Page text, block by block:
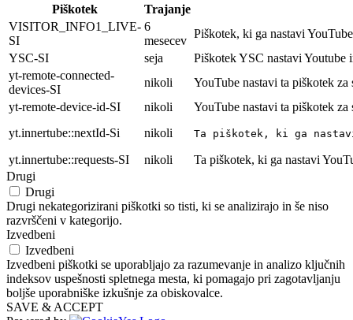
Piškotek
Trajanje
VISITOR_INFO1_LIVE-
SI
6
mesecev
Piškotek, ki ga nastavi
YSC-SI
seja
Piškotek YSC nastavi Youtube
yt-remote-connected-
devices-SI
nikoli
YouTube nastavi ta piškotek
yt-remote-device-id-SI
nikoli
YouTube nastavi ta piškotek
yt.innertube::nextId-Si
nikoli Ta piškotek, ki ga
yt.innertube::requests-SI nikoli
Ta piškotek, ki ga nastavi
Drugi
Drugi
Drugi nekategorizirani piškotki so tisti, ki se analizirajo in še niso
razvrščeni v kategorijo.
Izvedbeni
Izvedbeni
Izvedbeni piškotki se uporabljajo za razumevanje in analizo ključnih
indeksov uspešnosti spletnega mesta, ki pomagajo pri zagotavljanju
boljše uporabniške izkušnje za obiskovalce.
SAVE & ACCEPT